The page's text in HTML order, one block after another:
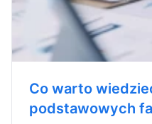
Co warto
podstawowych